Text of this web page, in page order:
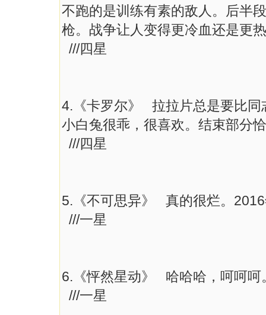
不跑的是训练有素的敌人。后半
枪。战争让人变得更冷血还是更
///四星
4.《卡罗尔》 拉拉片总是要比同
小白兔很乖，很喜欢。结束部分
///四星
5.《不可思异》 真的很烂。
///一星
6.《怦然星动》 哈哈哈，呵呵呵
///一星